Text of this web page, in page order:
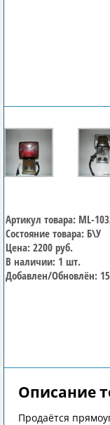
Артикул товара: ML-
Состояние товара: Б\У
Цена: 2200 руб.
В наличии: 1 шт.
Добавлен/Обновлён:
Описание
Продаётся